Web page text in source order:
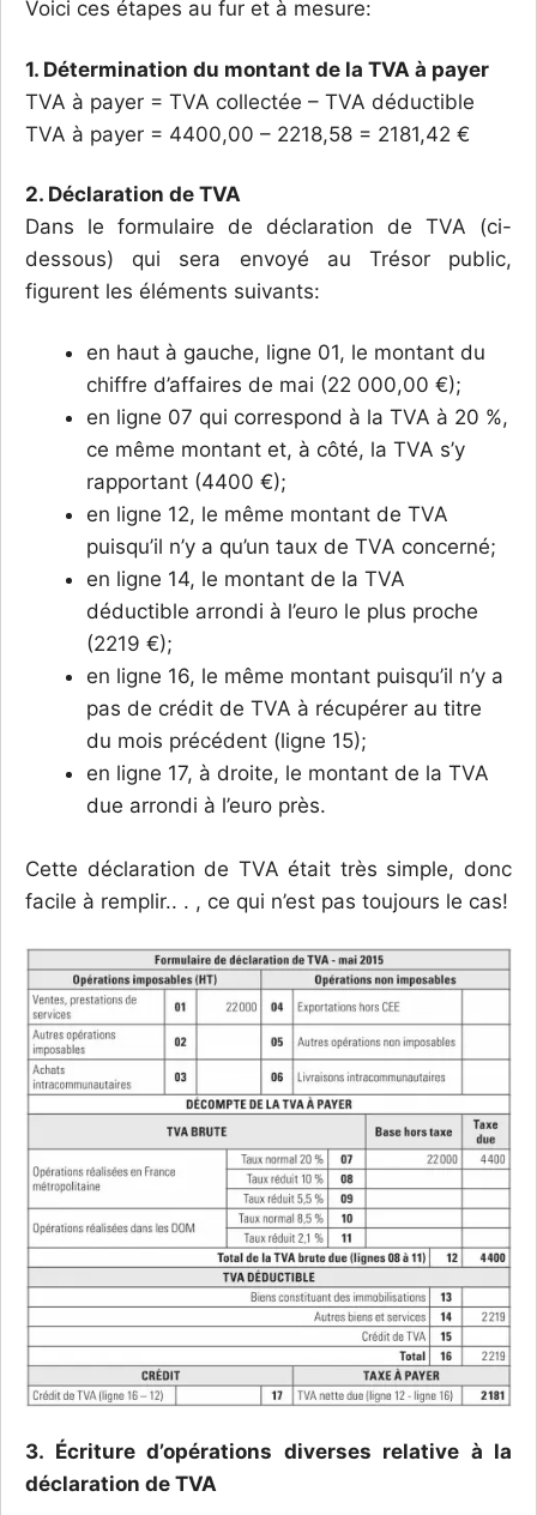
Voici ces étapes au fur et à mesure:
1. Détermination du montant de la TVA à payer
TVA à payer = TVA collectée – TVA déductible
TVA à payer = 4400,00 – 2218,58 = 2181,42 €
2. Déclaration de TVA
Dans le formulaire de déclaration de TVA (ci-
dessous) qui sera envoyé au Trésor public,
figurent les éléments suivants:
en haut à gauche, ligne 01, le montant du
chiffre d’affaires de mai (22 000,00 €);
en ligne 07 qui correspond à la TVA à 20 %,
ce même montant et, à côté, la TVA s’y
rapportant (4400 €);
en ligne 12, le même montant de TVA
puisqu’il n’y a qu’un taux de TVA concerné;
en ligne 14, le montant de la TVA
déductible arrondi à l’euro le plus proche
(2219 €);
en ligne 16, le même montant puisqu’il n’y a
pas de crédit de TVA à récupérer au titre
du mois précédent (ligne 15);
en ligne 17, à droite, le montant de la TVA
due arrondi à l’euro près.
Cette déclaration de TVA était très simple, donc
facile à remplir.. . , ce qui n’est pas toujours le cas!
3. Écriture d’opérations diverses relative à la
déclaration de TVA